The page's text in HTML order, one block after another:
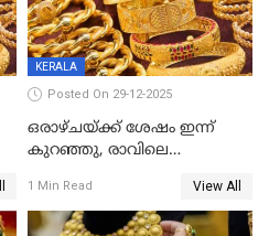
KERALA
Posted On 29-12-2025
ഒരാഴ്ചയ്ക്ക് ശേഷം ഇന്ന്
കുറഞ്ഞു, രാവിലെ
ഇടിവ്
1 Min Read View All